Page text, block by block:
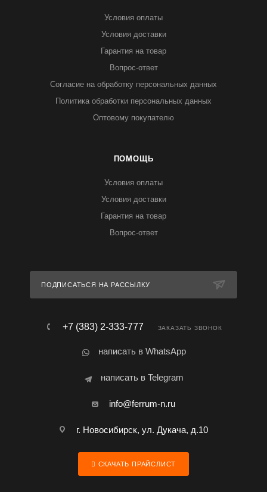
Условия оплаты
Условия доставки
Гарантия на товар
Вопрос-ответ
Согласие на обработку персональных данных
Политика обработки персональных данных
Оптовому покупателю
ПОМОЩЬ
Условия оплаты
Условия доставки
Гарантия на товар
Вопрос-ответ
ПОДПИСАТЬСЯ НА РАССЫЛКУ
+7 (383) 2-333-777 ЗАКАЗАТЬ ЗВОНОК
написать в WhatsApp
написать в Telegram
info@ferrum-n.ru
г. Новосибирск, ул. Дукача, д.10
СКАЧАТЬ ПРАЙСЛИСТ